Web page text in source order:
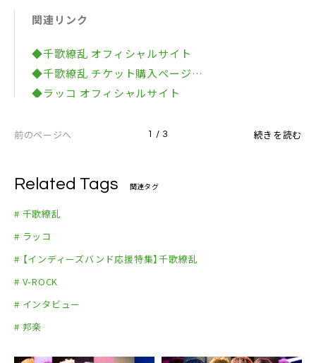
12月17日（日）名古屋Zion
関連リンク
◆千歌繚乱 オフィシャルサイト
◆千歌繚乱 チケット購入ページ
◆ラッコ オフィシャルサイト
前のページへ 1 / 3 続きを読む
Related Tags 関連タグ
# 千歌繚乱
# ラッコ
# 【インディーズバンド応援特集】千歌繚乱
# V-ROCK
# インタビュー
# 邦楽